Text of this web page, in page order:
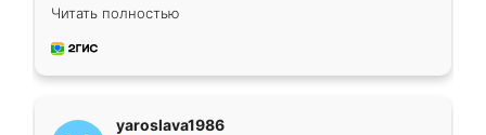
недели кухня была уже готова. Остались
довольны работой. Спасибо Ренессанс
мебель за качественную работу!
Читать полностью
yaroslava1986